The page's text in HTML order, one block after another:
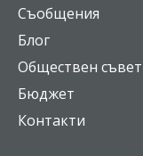
Съобщения
Блог
Обществен съвет
Бюджет
Контакти